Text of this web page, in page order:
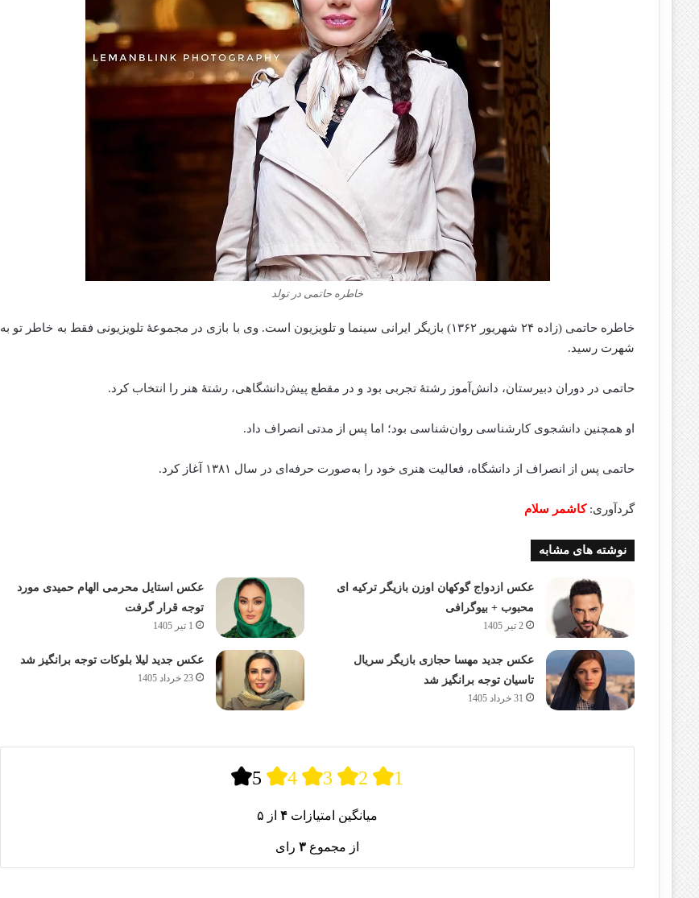
خاطره حاتمی در تولد
خاطره حاتمی (زاده ۲۴ شهریور ۱۳۶۲) بازیگر ایرانی سینما و تلویزیون است. وی با بازی در مجموعهٔ تلویزیونی فقط به خاطر تو به
شهرت رسید.
حاتمی در دوران دبیرستان، دانش‌آموز رشتهٔ تجربی بود و در مقطع پیش‌دانشگاهی، رشتهٔ هنر را انتخاب کرد.
او همچنین دانشجوی کارشناسی روان‌شناسی بود؛ اما پس از مدتی انصراف داد.
حاتمی پس از انصراف از دانشگاه، فعالیت هنری خود را به‌صورت حرفه‌ای در سال ۱۳۸۱ آغاز کرد.
گردآوری:کاشمر سلام
نوشته های مشابه
عکس ازدواج گوکهان اوزن بازیگر ترکیه ای
محبوب + بیوگرافی
2 تیر 1405
عکس استایل محرمی الهام حمیدی مورد
توجه قرار گرفت
1 تیر 1405
عکس جدید مهسا حجازی بازیگر سریال
تاسیان توجه برانگیز شد
31 خرداد 1405
عکس جدید لیلا بلوکات توجه برانگیز شد
23 خرداد 1405
5 4 3 2 1
میانگین امتیازات ۴ از ۵
از مجموع ۳ رای